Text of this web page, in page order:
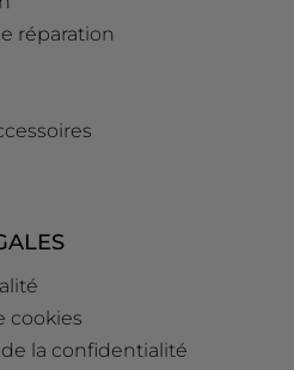
réparation
cookies
la confidentialité